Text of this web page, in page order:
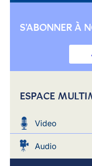
S'ABONNER À
ESPACE
Video
Audio